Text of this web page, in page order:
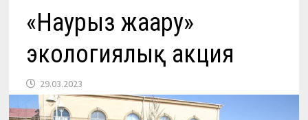
«Наурыз жаңару»
экологиялық акция
29.03.2023